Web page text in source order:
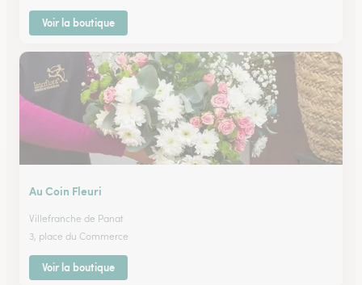
Voir la boutique
Au Coin Fleuri
Villefranche de Panat
3, place du Commerce
Voir la boutique